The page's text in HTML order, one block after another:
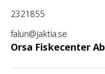
2321855
falun@jaktia.se
Orsa Fiskecenter Ab